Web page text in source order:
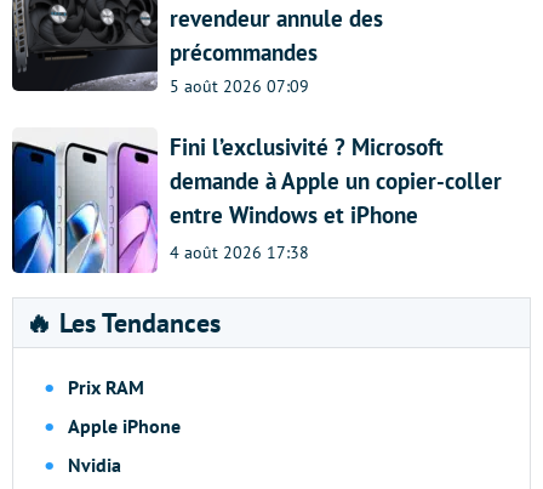
revendeur annule des
précommandes
5 août 2026 07:09
Fini l’exclusivité ? Microsoft
demande à Apple un copier-coller
entre Windows et iPhone
4 août 2026 17:38
🔥 Les Tendances
Prix RAM
Apple iPhone
Nvidia